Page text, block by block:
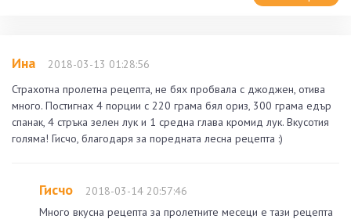
Ина
2018-03-13 01:28:56
Страхотна пролетна рецепта, не бях пробвала с джоджен, отива
много. Постигнах 4 порции с 220 грама бял ориз, 300 грама едър
спанак, 4 стръка зелен лук и 1 средна глава кромид лук. Вкусотия
голяма! Гисчо, благодаря за поредната лесна рецепта :)
Гисчо
2018-03-14 20:57:46
Много вкусна рецепта за пролетните месеци е тази рецепта